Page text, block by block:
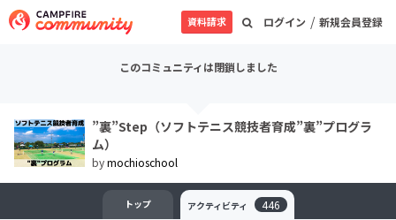
ログイン / 新規会員登録
資料請求
このコミュニティは閉鎖しました
”裏”Step（ソフトテニス競技者育成”裏”プログラ
ム）
bymochioschool
トップ アクティビティ 446